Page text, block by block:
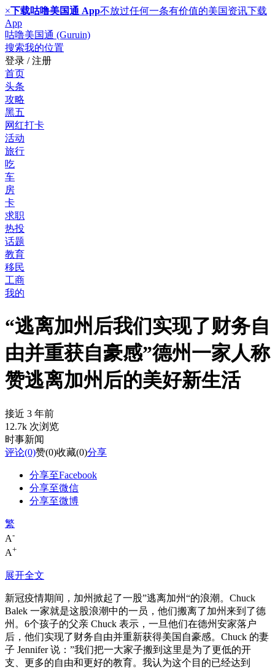
×下载咕噜美国通 App不放过任何一条有价值的美国资讯下载
App
咕噜美国通 (Guruin)
搜索我的位置
登录 / 注册
首页
头条
攻略
黑五
网红打卡
活动
旅行
吃
车
房
卡
求职
热投
话题
教育
移民
工商
我的
“逃离加州后我们实现了财务自
由并重获自豪感”德州一家人称
赞逃离加州后的美好新生活
接近 3 年前
12.7k 次浏览
时事新闻
评论(0)赞(0)收藏(0)分享
分享至Facebook
分享至微信
分享至微博
繁
A-
A+
展开全文
新冠疫情期间，加州掀起了一股”逃离加州“的浪潮。Chuck
Balek 一家就是这股浪潮中的一员，他们搬离了加州来到了德
州。6个孩子的父亲 Chuck 表示，一旦他们在德州安家落户
后，他们实现了财务自由并重新获得美国自豪感。Chuck 的妻
子 Jennifer 说：”我们把一大家子搬到这里是为了更低的开
支、更多的自由和更好的教育。我认为这个目的已经达到